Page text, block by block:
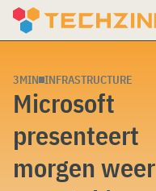
Skip
3MIN INFRASTRUCTURE
Microsoft
presenteert
morgen weer